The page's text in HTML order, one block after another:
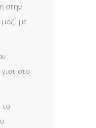
στην
με
στο
το